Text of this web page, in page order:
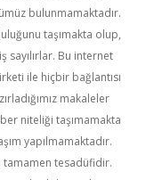
bulunmamaktadır.
taşımakta olup,
sayılırlar. Bu internet
ile hiçbir bağlantısı
makaleler
niteliği taşımamakta
yapılmamaktadır.
tamamen tesadüfidir.